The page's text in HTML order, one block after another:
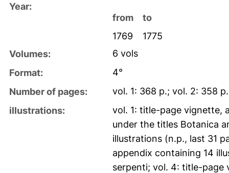
Year:
from
to
1769
1775
Volumes:
6 vols
Format:
4°
Number of pages:
vol. 1: 368 p.; vol. 2: 358
illustrations:
vol. 1: title-page vignette,
under the titles Botanica
illustrations (n.p., last 31
appendix containing 14
serpenti; vol. 4: title-page